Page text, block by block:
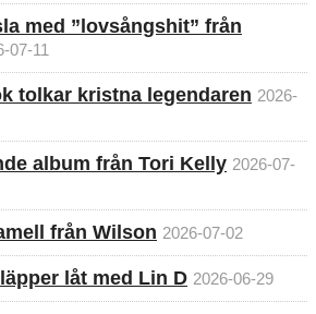
med ”lovsångshit” från
07-11
tolkar kristna legendaren 2026-
album från Tori Kelly 2026-07-
från Wilson 2026-07-02
låt med Lin D 2026-06-29